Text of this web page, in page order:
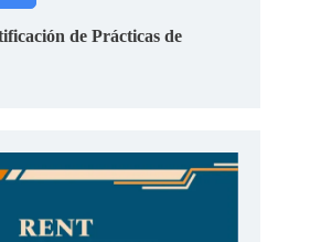
de Prácticas de